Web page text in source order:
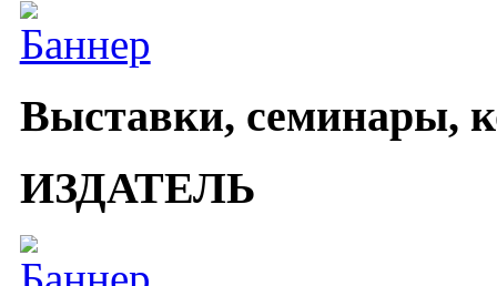
Выставки, семинары,
ИЗДАТЕЛЬ